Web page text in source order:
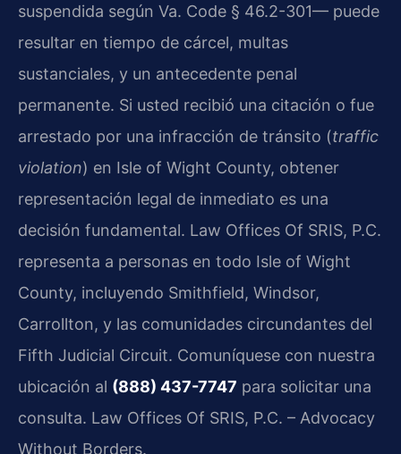
suspendida según Va. Code § 46.2-301— puede
resultar en tiempo de cárcel, multas
sustanciales, y un antecedente penal
permanente. Si usted recibió una citación o fue
arrestado por una infracción de tránsito (traffic
violation) en Isle of Wight County, obtener
representación legal de inmediato es una
decisión fundamental. Law Offices Of SRIS, P.C.
representa a personas en todo Isle of Wight
County, incluyendo Smithfield, Windsor,
Carrollton, y las comunidades circundantes del
Fifth Judicial Circuit. Comuníquese con nuestra
ubicación al (888) 437-7747 para solicitar una
consulta. Law Offices Of SRIS, P.C. – Advocacy
Without Borders.